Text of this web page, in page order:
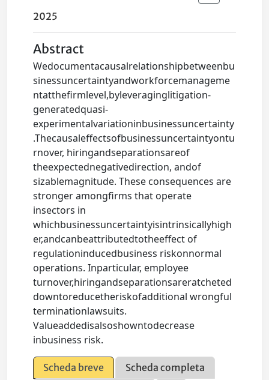
2025
Abstract
Wedocumentacausalrelationshipbetweenbu
sinessuncertaintyandworkforcemanageme
ntatthefirmlevel,byleveraginglitigation-
generatedquasi-
experimentalvariationinbusinessuncertainty
.Thecausaleffectsofbusinessuncertaintyontu
rnover, hiringandseparationsareof
theexpectednegativedirection, andof
sizablemagnitude. These consequences are
stronger amongfirms that operate
insectors in
whichbusinessuncertaintyisintrinsicallyhigh
er,andcanbeattributedtotheeffect of
regulationinducedbusiness riskonnormal
operations. Inparticular, employee
turnover,hiringandseparationsareratcheted
downtoreducetheriskofadditional wrongful
terminationlawsuits.
Valueaddedisalsoshowntodecrease
inbusiness risk.
Scheda breve
Scheda completa